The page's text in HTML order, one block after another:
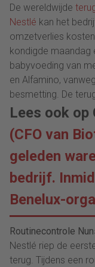
De wereldwijde
Nestlé kan het
omzetverlies
kondigde
babyvoeding van
en Alfamino,
besmetting. De
Lees ook op
(CFO van
geleden
bedrijf.
Benelux-
Routinecontrole
Nestlé riep de
terug. Tijdens een